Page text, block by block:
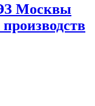
Москвы